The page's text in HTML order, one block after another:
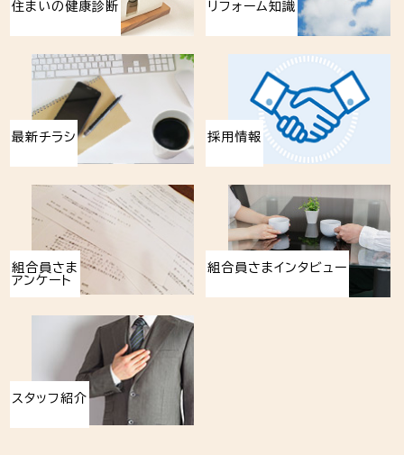
住まいの健康診断 リフォーム知識
最新チラシ 採用情報
組合員さま
アンケート
組合員さまインタビュー
スタッフ紹介